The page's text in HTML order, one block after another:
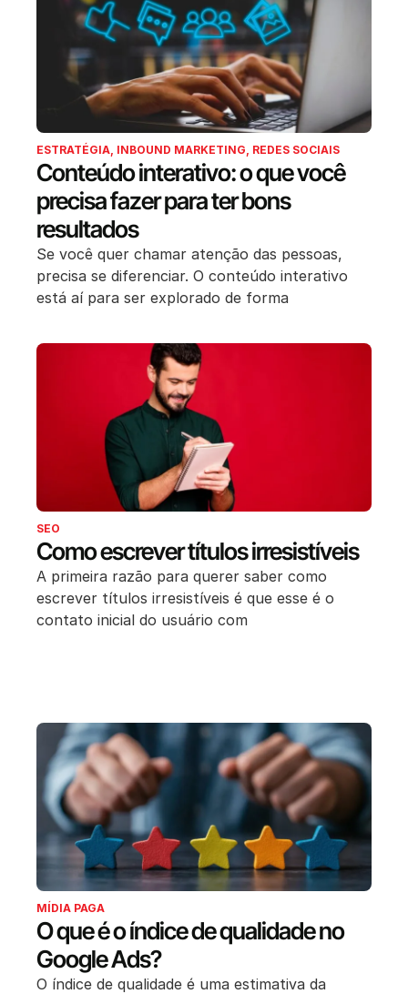
ESTRATÉGIA, INBOUND MARKETING, REDES SOCIAIS
Conteúdo interativo: o que você
precisa fazer para ter bons
resultados
Se você quer chamar atenção das pessoas,
precisa se diferenciar. O conteúdo interativo
está aí para ser explorado de forma
SEO
Como escrever títulos irresistíveis
A primeira razão para querer saber como
escrever títulos irresistíveis é que esse é o
contato inicial do usuário com
MÍDIA PAGA
O que é o índice de qualidade no
Google Ads?
O índice de qualidade é uma estimativa da